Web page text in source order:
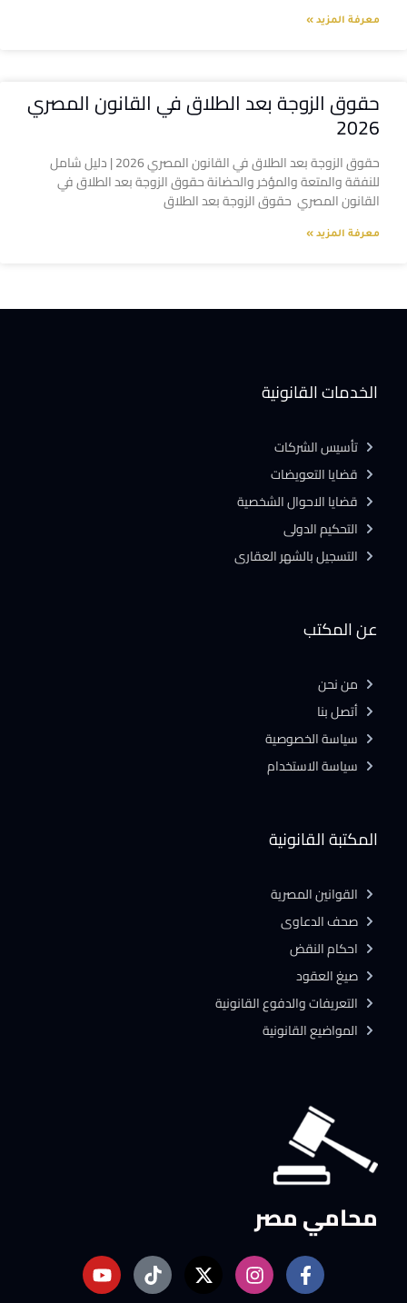
معرفة المزيد »
حقوق الزوجة بعد الطلاق في القانون المصري
2026
حقوق الزوجة بعد الطلاق في القانون المصري 2026 | دليل شامل
للنفقة والمتعة والمؤخر والحضانة حقوق الزوجة بعد الطلاق في
القانون المصري حقوق الزوجة بعد الطلاق
معرفة المزيد »
محامي مصر
المكتبة القانونية
القوانين المصرية
صحف الدعاوى
احكام النقض
صيغ العقود
التعريفات والدفوع القانونية
المواضيع القانونية
عن المكتب
من نحن
أتصل بنا
سياسة الخصوصية
سياسة الاستخدام
الخدمات القانونية
تأسيس الشركات
قضايا التعويضات
قضايا الاحوال الشخصية
التحكيم الدولى
التسجيل بالشهر العقارى